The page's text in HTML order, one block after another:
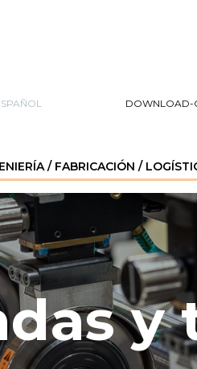
DOWNLOAD-
/ FABRICACIÓN /
y